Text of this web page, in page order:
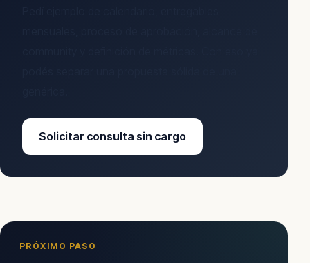
Solicitar consulta sin cargo
PRÓXIMO PASO